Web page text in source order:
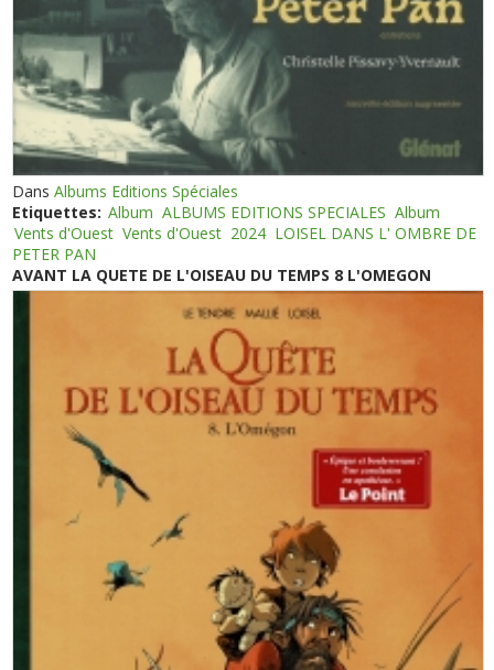
DansAlbums Editions Spéciales
Etiquettes: Album ALBUMS EDITIONS SPECIALES Album
Vents d'Ouest Vents d'Ouest 2024 LOISEL DANS L' OMBRE DE
PETER PAN
AVANT LA QUETE DE L'OISEAU DU TEMPS 8 L'OMEGON